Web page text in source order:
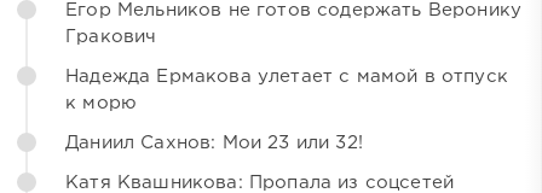
Егор Мельников не готов содержать Веронику
Гракович
Надежда Ермакова улетает с мамой в отпуск
к морю
Даниил Сахнов: Мои 23 или 32!
Катя Квашникова: Пропала из соцсетей